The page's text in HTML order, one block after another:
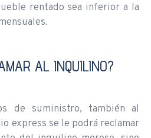
rentado sea inferior a la
AL INQUILINO?
de suministro, también al
express se le podrá reclamar